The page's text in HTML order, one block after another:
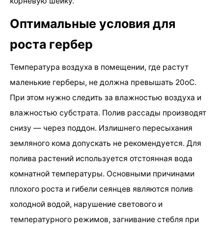
Оптимальные условия для
роста гербер
Температура воздуха в помещении, где растут
маленькие герберы, не должна превышать 20оС.
При этом нужно следить за влажностью воздуха и
влажностью субстрата. Полив рассады производят
снизу — через поддон. Излишнего пересыхания
земляного кома допускать не рекомендуется. Для
полива растений используется отстоянная вода
комнатной температуры. Основными причинами
плохого роста и гибели сеянцев являются полив
холодной водой, нарушение светового и
температурного режимов, загнивание стебля при